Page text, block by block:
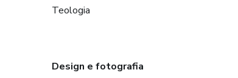
Teologia
Design e fotografia